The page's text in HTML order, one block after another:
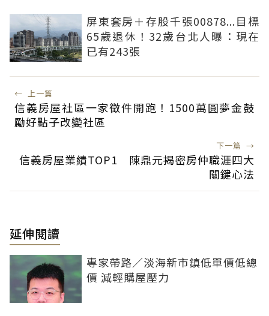
屏東套房＋存股千張00878...目標
65歲退休！32歲台北人曝：現在
已有243張
← 上一篇
信義房屋社區一家徵件開跑！1500萬圓夢金鼓
勵好點子改變社區
下一篇 →
信義房屋業績TOP1 陳鼎元揭密房仲職涯四大
關鍵心法
延伸閱讀
專家帶路／淡海新市鎮低單價低總
價 減輕購屋壓力